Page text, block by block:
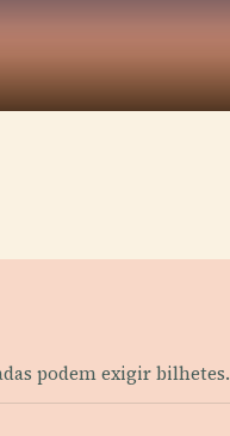
podem exigir bilhetes.